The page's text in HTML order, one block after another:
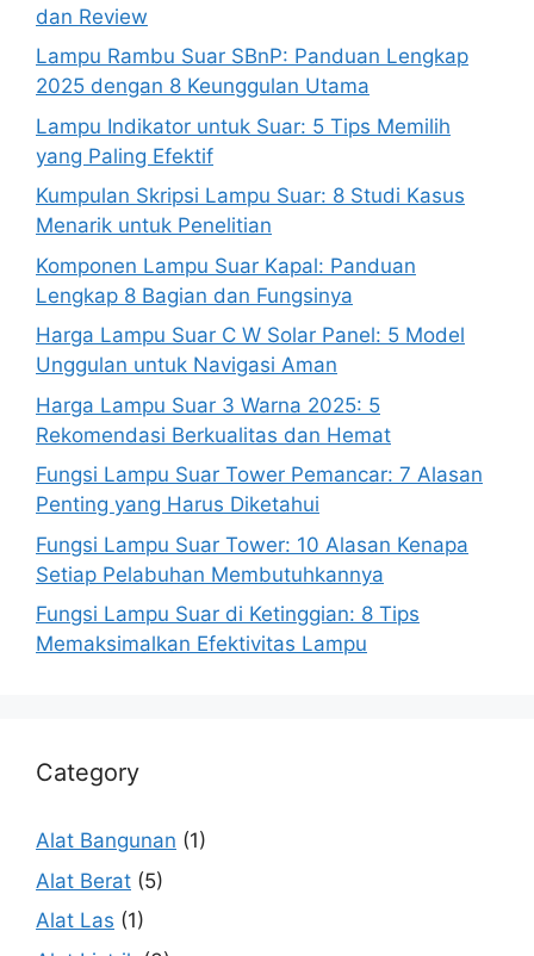
dan Review
Lampu Rambu Suar SBnP: Panduan Lengkap
2025 dengan 8 Keunggulan Utama
Lampu Indikator untuk Suar: 5 Tips Memilih
yang Paling Efektif
Kumpulan Skripsi Lampu Suar: 8 Studi Kasus
Menarik untuk Penelitian
Komponen Lampu Suar Kapal: Panduan
Lengkap 8 Bagian dan Fungsinya
Harga Lampu Suar C W Solar Panel: 5 Model
Unggulan untuk Navigasi Aman
Harga Lampu Suar 3 Warna 2025: 5
Rekomendasi Berkualitas dan Hemat
Fungsi Lampu Suar Tower Pemancar: 7 Alasan
Penting yang Harus Diketahui
Fungsi Lampu Suar Tower: 10 Alasan Kenapa
Setiap Pelabuhan Membutuhkannya
Fungsi Lampu Suar di Ketinggian: 8 Tips
Memaksimalkan Efektivitas Lampu
Category
Alat Bangunan (1)
Alat Berat (5)
Alat Las (1)